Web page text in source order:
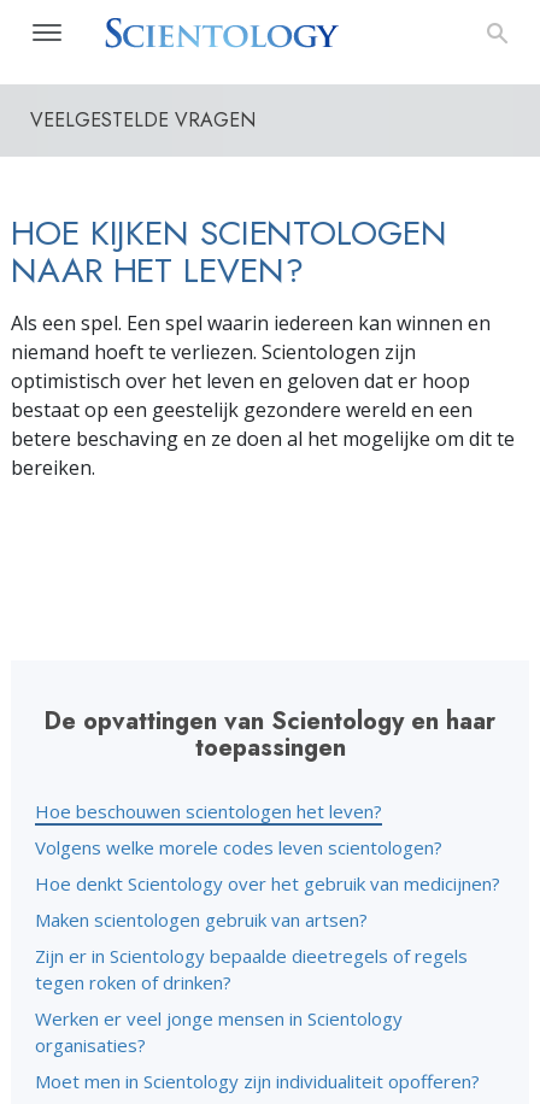
VEELGESTELDE VRAGEN
HOE KIJKEN SCIENTOLOGEN
NAAR HET LEVEN?
Als een spel. Een spel waarin iedereen kan winnen en
niemand hoeft te verliezen. Scientologen zijn
optimistisch over het leven en geloven dat er hoop
bestaat op een geestelijk gezondere wereld en een
betere beschaving en ze doen al het mogelijke om dit te
bereiken.
De opvattingen van Scientology en haar
toepassingen
Hoe beschouwen scientologen het leven?
Volgens welke morele codes leven scientologen?
Hoe denkt Scientology over het gebruik van medicijnen?
Maken scientologen gebruik van artsen?
Zijn er in Scientology bepaalde dieetregels of regels
tegen roken of drinken?
Werken er veel jonge mensen in Scientology
organisaties?
Moet men in Scientology zijn individualiteit opofferen?